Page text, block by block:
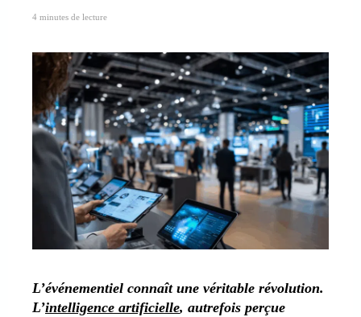
4 minutes de lecture
L’événementiel connaît une véritable révolution.
L’intelligence artificielle, autrefois perçue